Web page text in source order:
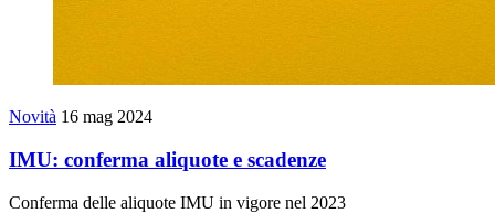
Novità 16 mag 2024
IMU: conferma aliquote e scadenze
Conferma delle aliquote IMU in vigore nel 2023